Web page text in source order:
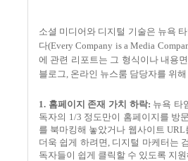
소셜 미디어와 디지털 기술은 뉴욕
다(Every Company is a Media
에 관련 리포트는 그 형식이나 내용
블로그, 온라인 뉴스룸 담당자를 위
1. 홈페이지 존재 가치 하락: 뉴욕 타
독자의 1/3 정도만이 홈페이지를 방
를 북마킹해 놓았거나 웹사이트 URL
더욱 쉽게 하려면 , 디지털 마케터는
독자들이 쉽게 클릭할 수 있도록 지